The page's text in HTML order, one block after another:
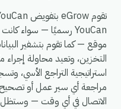
استراتيجية التراجع الأسي،
مراجعة أي سير عمل أو
الاتصال في أي وقت — وستظل